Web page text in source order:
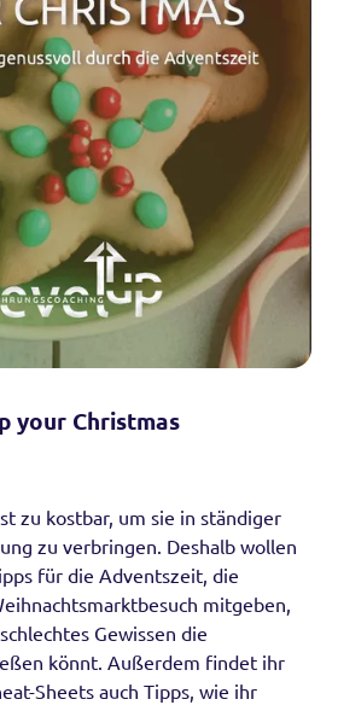
your Christmas
zu kostbar, um sie in ständiger
zu verbringen. Deshalb wollen
für die Adventszeit, die
mitgeben,
Gewissen die
könnt. Außerdem findet ihr
Sheets auch Tipps, wie ihr